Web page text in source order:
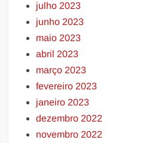
julho 2023
junho 2023
maio 2023
abril 2023
março 2023
fevereiro 2023
janeiro 2023
dezembro 2022
novembro 2022